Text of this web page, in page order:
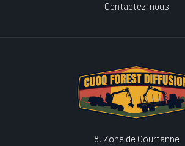
Contactez-nous
8, Zone de Courtanne